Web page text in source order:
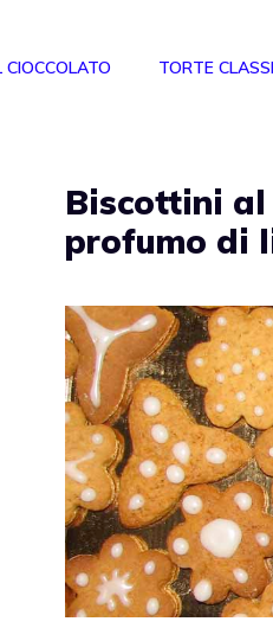
TORTE
Biscottini al
profumo di